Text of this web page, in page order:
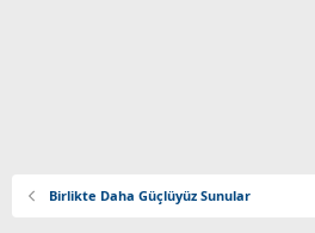
Birlikte Daha Güçlüyüz Sunular